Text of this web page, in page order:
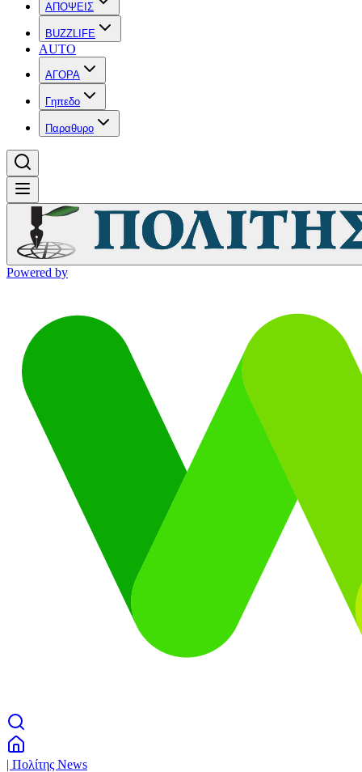
ΑΠΟΨΕΙΣ
BUZZLIFE
AUTO
ΑΓΟΡΑ
Γηπεδο
Παραθυρο
Powered by
| Πολίτης News